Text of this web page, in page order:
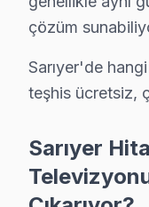
bu marka
Sarıyer
Ayazağa,
Garipçe,
çözüm
Sarıyer'de
teşhis ücretsiz,
Sarıyer